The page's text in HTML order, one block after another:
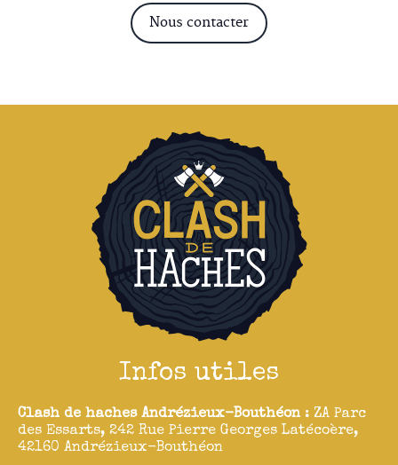
Nous contacter
Infos utiles
Clash de haches Andrézieux-Bouthéon : ZA Parc
des Essarts, 242 Rue Pierre Georges Latécoère,
42160 Andrézieux-Bouthéon